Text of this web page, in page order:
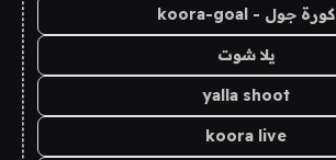
كورة جول - koora-goal
يلا شوت
yalla shoot
koora live